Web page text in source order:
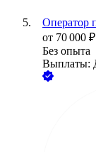
Оператор
от 70 000 ₽
Без опыта
Выплаты: